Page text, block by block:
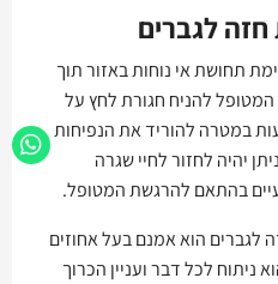
לגברים
תחושת אי נוחות באזור תוך
המטופל להניח חגורת לחץ על
במטרה להוריד את הנפיחות
יהיה לחזור לחיי שגרה
בהתאם להרגשת המטופל.
לגברים הוא אמנם בעל אחוזים
לכל דבר ועניין הכרוך